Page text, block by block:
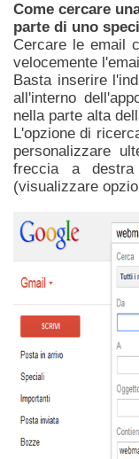
Come cercare
parte di uno
Cercare le email
velocemente
Basta inserire
all'interno
nella parte alta
L'opzione di
personalizzare
freccia a
(visualizzare